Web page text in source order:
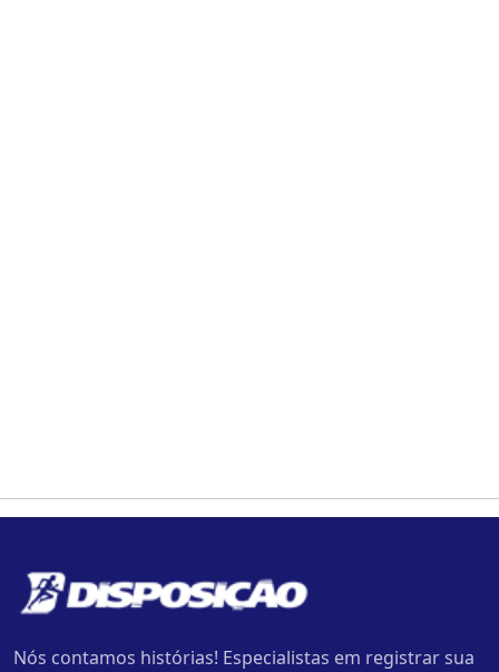
Nós contamos histórias! Especialistas em registrar sua